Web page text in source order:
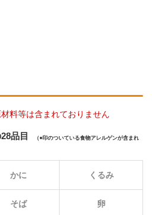
料等は含まれておりません
品目 （ 印のついている食物アレルゲンが含まれ
かに くるみ
そば 卵